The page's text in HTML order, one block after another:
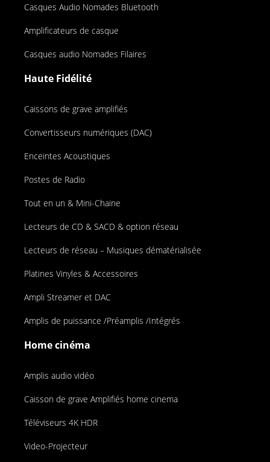
Casques Audio Nomades Bluetooth
Amplificateurs de casque
Casques audio Nomades Filaires
Haute Fidélité
Caissons de grave amplifiés
Convertisseurs numériques (DAC)
Enceintes Acoustiques
Postes de Radio
Tout en un & Mini-Chaine
Lecteurs de CD & SACD & option réseau
Lecteurs de réseau – Musiques dématérialisée
Platines Vinyles & Accessoires
Ampli Streamer et DAC
Amplis de puissance /Préamplis /Intégrés
Home cinéma
Amplis audio vidéo
Caisson de grave Amplifiés home cinema
Téléviseurs 4K HDR
Video-Projecteur